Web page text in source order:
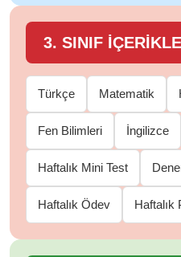
3. SINIF
Türkçe Matematik
Fen Bilimleri İngilizce
Haftalık Mini Test
Haftalık Ödev Haftalık